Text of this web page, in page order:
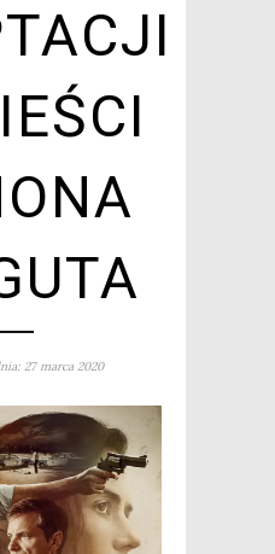
27 marca 2020